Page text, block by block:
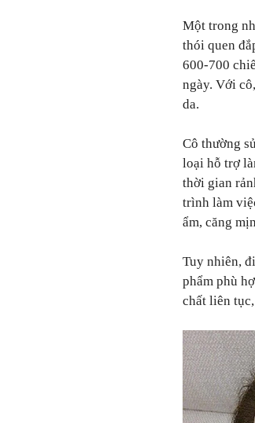
Một trong
thói quen
600-700
ngày. Với
da.
Cô thường
loại hỗ trợ
thời gian
trình làm
ẩm, căng
Tuy nhiên,
phẩm phù
chất liên